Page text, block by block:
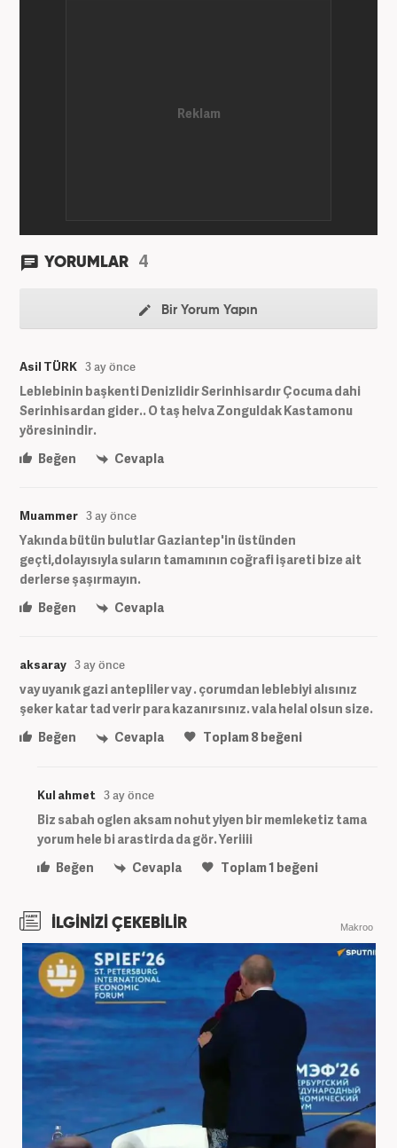
YORUMLAR 4
Bir Yorum Yapın
Asil TÜRK 3 ay önce
Leblebinin başkenti Denizlidir Serinhisardır Çocuma dahi
Serinhisardan gider.. O taş helva Zonguldak Kastamonu
yöresinindir.
Beğen
Cevapla
Muammer 3 ay önce
Yakında bütün bulutlar Gaziantep'in üstünden
geçti,dolayısıyla suların tamamının coğrafi işareti bize ait
derlerse şaşırmayın.
Beğen
Cevapla
aksaray 3 ay önce
vay uyanık gazi antepliler vay . çorumdan leblebiyi alısınız
şeker katar tad verir para kazanırsınız. vala helal olsun size.
Beğen
Cevapla Toplam8beğeni
Kul ahmet 3 ay önce
Biz sabah oglen aksam nohut yiyen bir memleketiz tama
yorum hele bi arastirda da gör. Yeriiii
Beğen
Cevapla Toplam1 beğeni
İLGİNİZİ ÇEKEBİLİR Makroo